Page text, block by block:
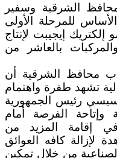
الشرقية وسفير
للمرحلة الأولى
إيجيبت لإنتاج
بالعاشر من
محافظ الشرقية أن
تشهد طفرة واهتمام
رئيس الجمهورية
وإتاحة الفرصة أمام
في إقامة المزيد من
لإزالة كافه العوائق
من خلال تمكين